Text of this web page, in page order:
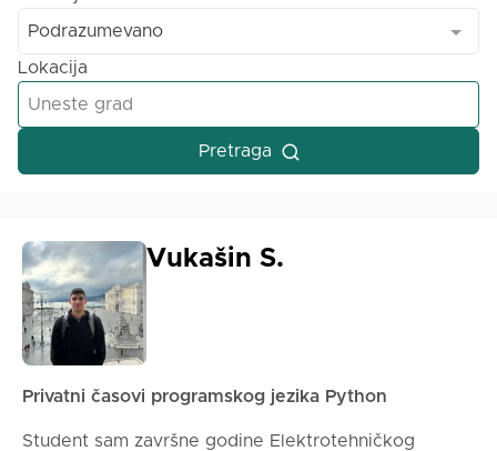
Podrazumevano
Lokacija
Pretraga
Vukašin S.
Privatni časovi programskog jezika Python
Student sam završne godine Elektrotehničkog